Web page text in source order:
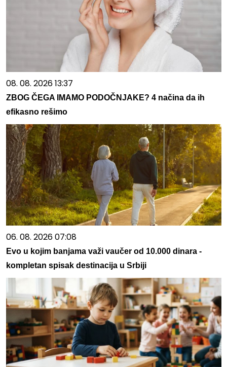
08. 08. 2026 13:37
ZBOG ČEGA IMAMO PODOČNJAKE? 4 načina da ih
efikasno rešimo
06. 08. 2026 07:08
Evo u kojim banjama važi vaučer od 10.000 dinara -
kompletan spisak destinacija u Srbiji